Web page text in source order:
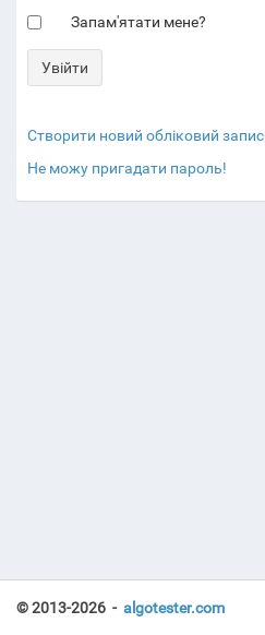
Запам'ятати мене?
Створити новий обліковий запис
Не можу пригадати пароль!
© 2013-2026 - algotester.com